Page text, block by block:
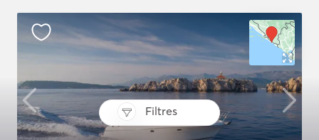
Filtres